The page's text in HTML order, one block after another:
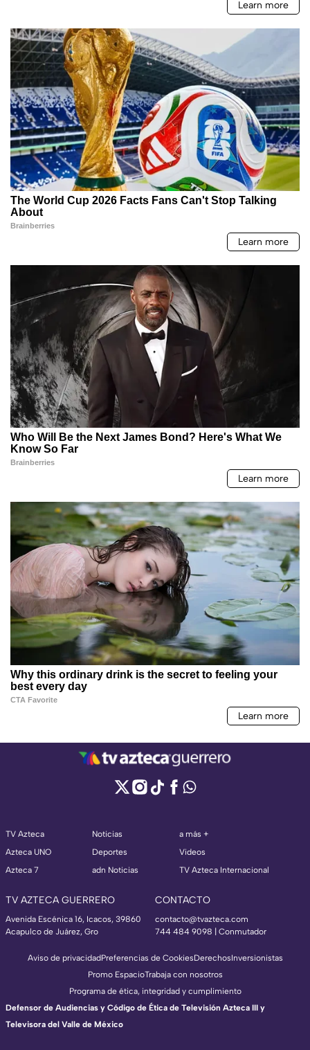
TV Azteca
Azteca UNO
Azteca 7
Noticias
Deportes
adn Noticias
a más +
Videos
TV Azteca Internacional
TV AZTECA GUERRERO
Avenida Escénica 16, Icacos, 39860
Acapulco de Juárez, Gro
CONTACTO
contacto@tvazteca.com
744 484 9098 | Conmutador
Aviso de privacidadPreferencias de CookiesDerechosInversionistas
Promo EspacioTrabaja con nosotros
Programa de ética, integridad y cumplimiento
Defensor de Audiencias y Código de Ética de Televisión Azteca III y
Televisora del Valle de México